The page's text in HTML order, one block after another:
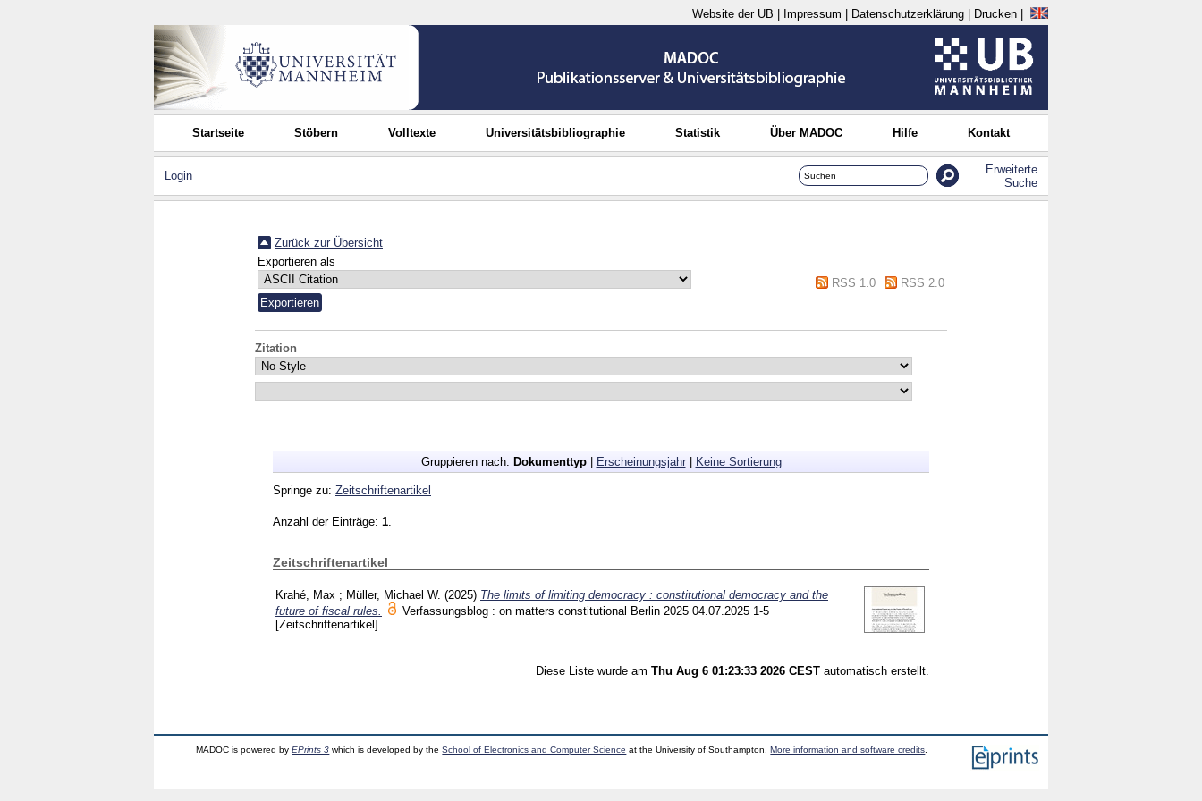
Website der UB Impressum Datenschutzerklärung Drucken
Startseite Stöbern Volltexte Universitätsbibliographie Statistik Über MADOC Hilfe Kontakt
Login
Erweiterte
Suche
Zurück zur Übersicht
Exportieren als
RSS 1.0
RSS 2.0
Zitation
Gruppieren nach: Dokumenttyp| Erscheinungsjahr| Keine Sortierung
Springe zu: Zeitschriftenartikel
Anzahl der Einträge: 1
Zeitschriftenartikel
Krahé, Max ; Müller, Michael W. (2025) The limits of limiting democracy : constitutional democracy and the
future of fiscal rules.
Verfassungsblog : on matters constitutional Berlin 2025 04.07.2025 1-5
[Zeitschriftenartikel]
Diese Liste wurde am Thu Aug 6 01:23:33 2026 CEST automatisch erstellt.
MADOC is powered byEPrints 3 which is developed by theSchool of Electronics and Computer Science at the University of Southampton.More information and software credits